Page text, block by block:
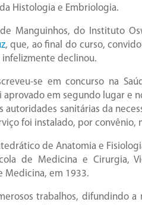
Histologia e Embriologia.
Manguinhos, do Instituto
, que, ao final do curso,
infelizmente declinou.
se em concurso na
aprovado em segundo lugar e
autoridades sanitárias da
foi instalado, por convênio,
de Anatomia e
de Medicina e Cirurgia,
Medicina, em 1933.
trabalhos, difundindo